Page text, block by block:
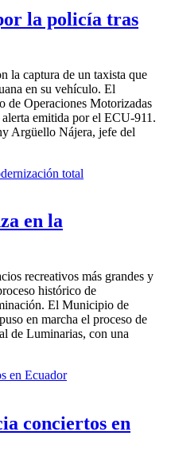
la policía tras
la captura de un taxista que
en su vehículo. El
de Operaciones Motorizadas
emitida por el ECU-911.
Argüello Nájera, jefe del
en la
recreativos más grandes y
histórico de
El Municipio de
en marcha el proceso de
de Luminarias, con una
conciertos en